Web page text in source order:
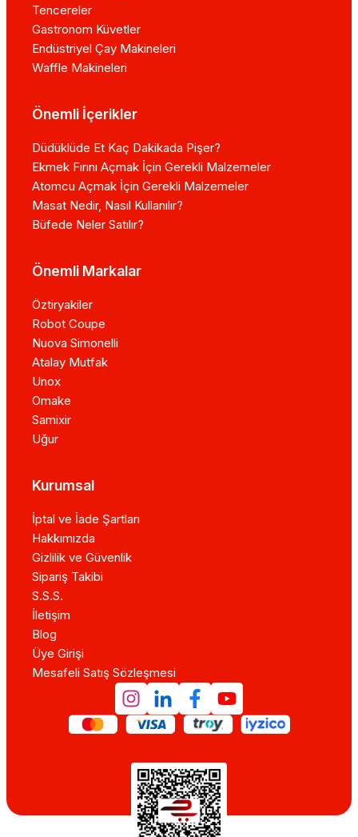
Tencereler
Gastronom Küvetler
Endüstriyel Çay Makineleri
Waffle Makineleri
Önemli İçerikler
Düdüklüde Et Kaç Dakikada Pişer?
Ekmek Fırını Açmak İçin Gerekli Malzemeler
Atomcu Açmak İçin Gerekli Malzemeler
Masat Nedir, Nasıl Kullanılır?
Büfede Neler Satılır?
Önemli Markalar
Öztiryakiler
Robot Coupe
Nuova Simonelli
Atalay Mutfak
Unox
Omake
Samixir
Uğur
Kurumsal
İptal ve İade Şartları
Hakkımızda
Gizlilik ve Güvenlik
Sipariş Takibi
S.S.S.
İletişim
Blog
Üye Girişi
Mesafeli Satış Sözleşmesi